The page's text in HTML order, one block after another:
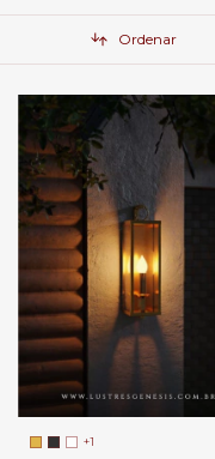
Ordenar
+1